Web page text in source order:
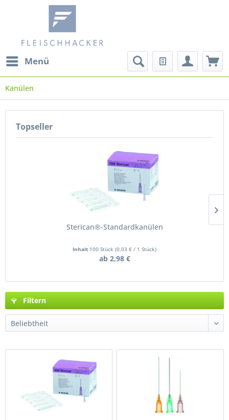
Menü
Kanülen
Topseller
Sterican®-Standardkanülen
Inhalt 100 Stück (0,03 € / 1 Stück)
ab 2,98 €
Filtern